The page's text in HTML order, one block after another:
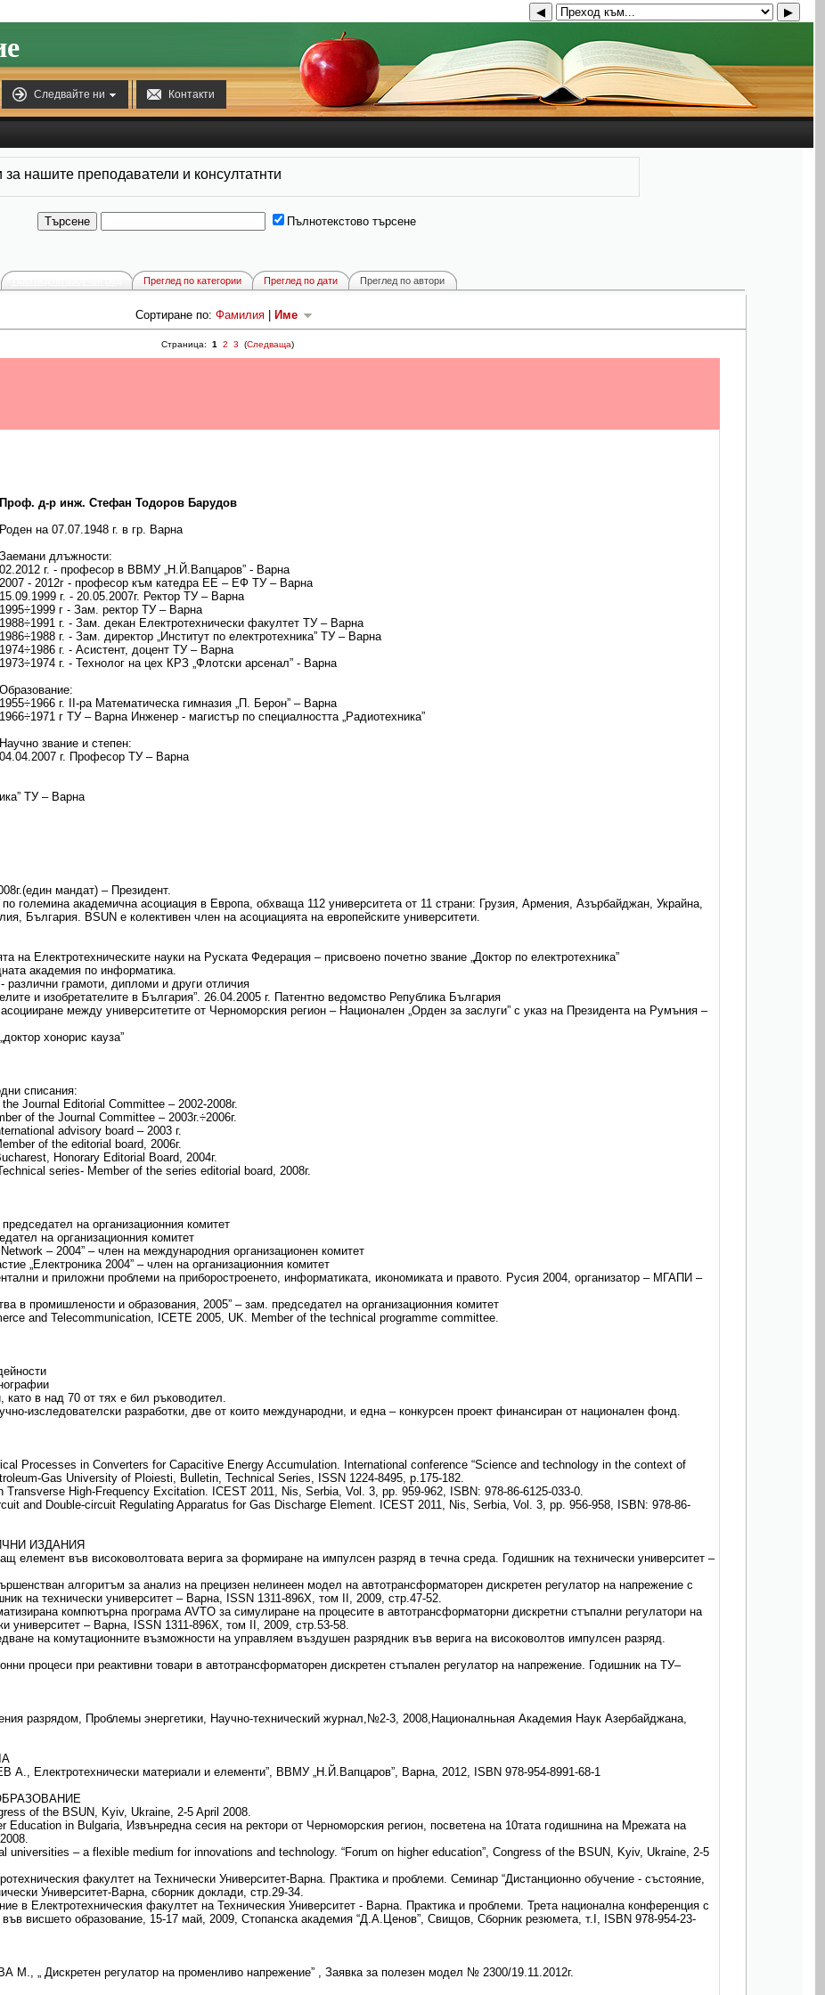
 Следвайте ни  Контакти
◀ ▶
нашите преподаватели и консултатнти
Пълнотекстово търсене
Преглед по категории Преглед по дати Преглед по автори
Сортиране по: Фамилия Име
Страница: 1 2 3 (Следваща)
Проф. д-р инж. Стефан Тодоров Барудов
Роден на 07.07.1948 г. в гр. Варна
Заемани длъжности:
02.2012 г. - професор в ВВМУ „Н.Й.Вапцаров” - Варна
2007 - 2012г - професор към катедра ЕЕ – ЕФ ТУ – Варна
15.09.1999 г. - 20.05.2007г. Ректор ТУ – Варна
1995÷1999 г - Зам. ректор ТУ – Варна
1988÷1991 г. - Зам. декан Електротехнически факултет ТУ – Варна
1986÷1988 г. - Зам. директор „Институт по електротехника” ТУ – Варна
1974÷1986 г. - Асистент, доцент ТУ – Варна
1973÷1974 г. - Технолог на цех КРЗ „Флотски арсенал” - Варна
Образование:
1955÷1966 г. ІІ-ра Математическа гимназия „П. Берон” – Варна
1966÷1971 г ТУ – Варна Инженер - магистър по специалността „Радиотехника”
Научно звание и степен:
04.04.2007 г. Професор ТУ – Варна
ТУ – Варна
мандат) – Президент.
големина академична асоциация в Европа, обхваща 112 университета от 11 страни: Грузия, Армения, Азърбайджан, Украйна,
България. BSUN e колективен член на асоциацията на европейските университети.
на Електротехническите науки на Руската Федерация – присвоено почетно звание „Доктор по електротехника”
академия по информатика.
различни грамоти, дипломи и други отличия
и изобретателите в България”. 26.04.2005 г. Патентно ведомство Република България
между университетите от Черноморския регион – Национален „Орден за заслуги” с указ на Президента на Румъния –
хонорис кауза”
списания:
Journal Editorial Committee – 2002-2008г.
of the Journal Committee – 2003г.÷2006г.
advisory board – 2003 г.
of the editorial board, 2006г.
Honorary Editorial Board, 2004г.
series- Member of the series editorial board, 2008г.
на организационния комитет
на организационния комитет
– 2004” – член на международния организационен комитет
„Електроника 2004” – член на организационния комитет
и приложни проблеми на приборостроенето, информатиката, икономиката и правото. Русия 2004, организатор – МГАПИ –
в промишлености и образования, 2005” – зам. председател на организационния комитет
and Telecommunication, ICETE 2005, UK. Member of the technical programme committee.
като в над 70 от тях е бил ръководител.
изследователски разработки, две от които международни, и една – конкурсен проект финансиран от национален фонд.
Processes in Converters for Capacitive Energy Accumulation. International conference “Science and technology in the context of
Gas University of Ploiesti, Bulletin, Technical Series, ISSN 1224-8495, p.175-182.
High-Frequency Excitation. ICEST 2011, Nis, Serbia, Vol. 3, pp. 959-962, ISBN: 978-86-6125-033-0.
and Double-circuit Regulating Apparatus for Gas Discharge Element. ICEST 2011, Nis, Serbia, Vol. 3, pp. 956-958, ISBN: 978-86-
ИЗДАНИЯ
във високоволтовата верига за формиране на импулсен разряд в течна среда. Годишник на технически университет –
алгоритъм за анализ на прецизен нелинеен модел на автотрансформаторен дискретен регулатор на напрежение с
на технически университет – Варна, ISSN 1311-896X, том II, 2009, стр.47-52.
компютърна програма AVTO за симулиране на процесите в автотрансформаторни дискретни стъпални регулатори на
университет – Варна, ISSN 1311-896X, том II, 2009, стр.53-58.
на комутационните възможности на управляем въздушен разрядник във верига на високоволтов импулсен разряд.
процеси при реактивни товари в автотрансформаторен дискретен стъпален регулатор на напрежение. Годишник на ТУ–
разрядом, Проблемы энергетики, Научно-технический журнал,№2-3, 2008,Националньная Академия Наук Азербайджана,
материали и елементи”, ВВМУ „Н.Й.Вапцаров”, Варна, 2012, ISBN 978-954-8991-68-1
of the BSUN, Kyiv, Ukraine, 2-5 April 2008.
in Bulgaria, Извънредна сесия на ректори от Черноморския регион, посветена на 10тата годишнина на Мрежата на
– a flexible medium for innovations and technology. “Forum on higher education”, Congress of the BSUN, Kyiv, Ukraine, 2-5
факултет на Технически Университет-Варна. Практика и проблеми. Семинар “Дистанционно обучение - състояние,
Университет-Варна, сборник доклади, стр.29-34.
Електротехническия факултет на Техническия Университет - Варна. Практика и проблеми. Трета национална конференция с
висшето образование, 15-17 май, 2009, Стопанска академия “Д.А.Ценов”, Свищов, Сборник резюмета, т.I, ISBN 978-954-23-
регулатор на променливо напрежение” , Заявка за полезен модел № 2300/19.11.2012г.